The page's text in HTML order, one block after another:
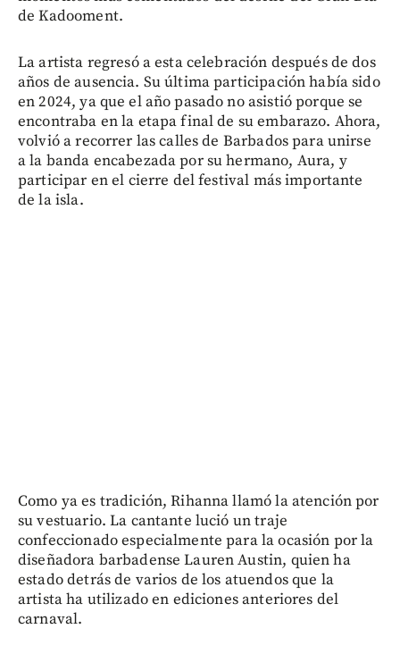
de Kadooment.
La artista regresó a esta celebración después de dos
años de ausencia. Su última participación había sido
en 2024, ya que el año pasado no asistió porque se
encontraba en la etapa final de su embarazo. Ahora,
volvió a recorrer las calles de Barbados para unirse
a la banda encabezada por su hermano, Aura, y
participar en el cierre del festival más importante
de la isla.
Como ya es tradición, Rihanna llamó la atención por
su vestuario. La cantante lució un traje
confeccionado especialmente para la ocasión por la
diseñadora barbadense Lauren Austin, quien ha
estado detrás de varios de los atuendos que la
artista ha utilizado en ediciones anteriores del
carnaval.